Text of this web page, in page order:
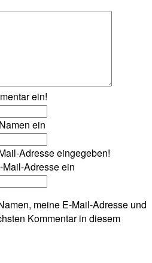
ein!
ein
Adresse eingegeben!
Adresse ein
meine E-Mail-Adresse und
Kommentar in diesem